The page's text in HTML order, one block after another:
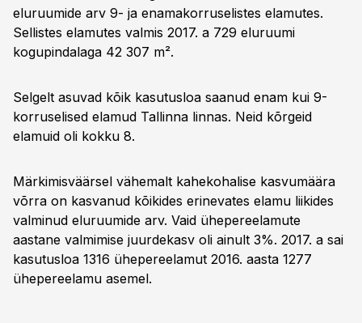
eluruumide arv 9- ja enamakorruselistes elamutes.
Sellistes elamutes valmis 2017. a 729 eluruumi
kogupindalaga 42 307 m².
Selgelt asuvad kõik kasutusloa saanud enam kui 9-
korruselised elamud Tallinna linnas. Neid kõrgeid
elamuid oli kokku 8.
Märkimisväärsel vähemalt kahekohalise kasvumäära
võrra on kasvanud kõikides erinevates elamu liikides
valminud eluruumide arv. Vaid ühepereelamute
aastane valmimise juurdekasv oli ainult 3%. 2017. a sai
kasutusloa 1316 ühepereelamut 2016. aasta 1277
ühepereelamu asemel.